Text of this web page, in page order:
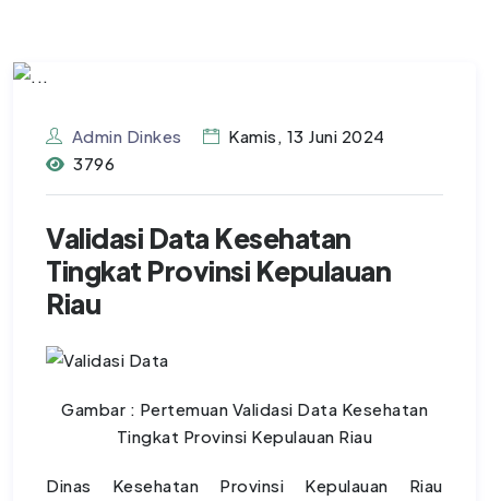
Admin Dinkes
Kamis, 13 Juni 2024
3796
Validasi Data Kesehatan
Tingkat Provinsi Kepulauan
Riau
Gambar : Pertemuan Validasi Data Kesehatan
Tingkat Provinsi Kepulauan Riau
Dinas Kesehatan Provinsi Kepulauan Riau